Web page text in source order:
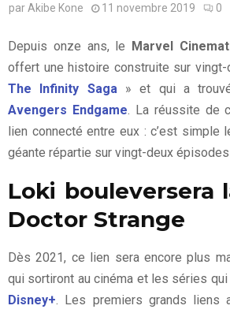
par Akibe Kone 11 novembre 2019 0
Depuis onze ans, le Marvel
offert une histoire construite sur
The Infinity Saga» et qui a
Avengers Endgame. La réussite de
lien connecté entre eux : c’est simple
géante répartie sur vingt-deux épisodes
Loki bouleversera
Doctor Strange
Dès 2021, ce lien sera encore plus
qui sortiront au cinéma et les séries
Disney+. Les premiers grands liens